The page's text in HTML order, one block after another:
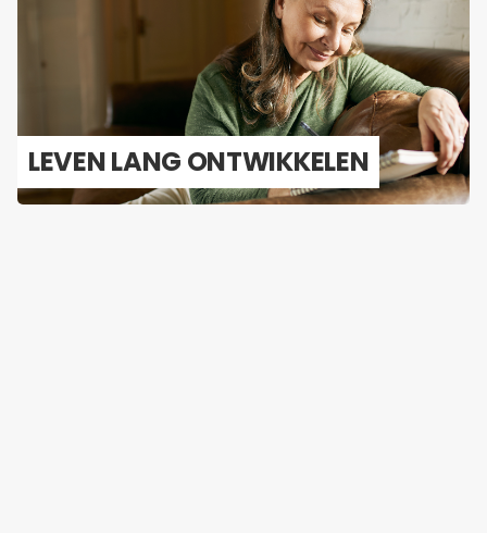
LEVEN LANG ONT­WIK­KE­LEN